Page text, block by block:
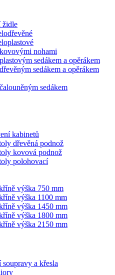
židle
nohami
sedákem a opěrákem
sedákem a opěrákem
sedákem
kabinetů
dřevěná podnož
kovová podnož
polohovací
výška 750 mm
výška 1100 mm
výška 1450 mm
výška 1800 mm
výška 2150 mm
soupravy a křesla